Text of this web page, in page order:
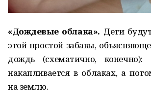
«Дождевые облака». Дети
этой простой забавы,
дождь (схематично, конечно):
накапливается в облаках, а
на землю.